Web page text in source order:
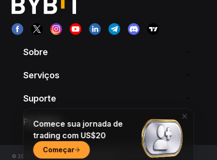
Sobre
Serviços
Suporte
Produtos
© 2018-2026 Bybit.com. All rights reserved.
Comece sua jornada de
trading com US$20
Começar